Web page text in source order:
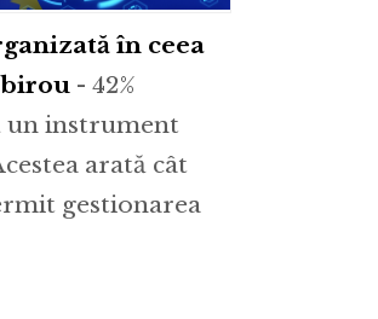
în ceea
birou - 42%
un instrument
arată cât
gestionarea